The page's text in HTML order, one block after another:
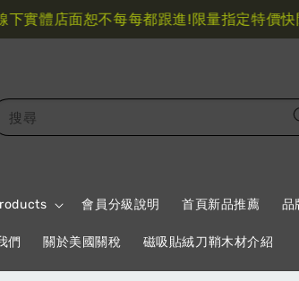
體店面恕不每每都跟進!限量指定特價快閃
搜尋
會員分級說明 首頁新品推薦 品
們 關於美國關稅 磁吸貼絨刀鞘木材介紹